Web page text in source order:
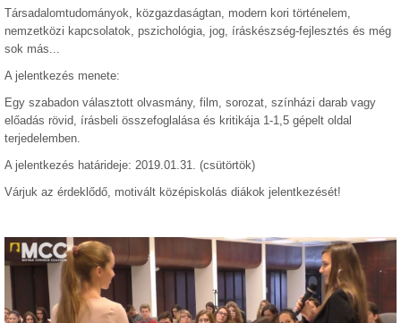
Társadalomtudományok, közgazdaságtan, modern kori történelem,
nemzetközi kapcsolatok, pszichológia, jog, íráskészség-fejlesztés és még
sok más...
A jelentkezés menete:
Egy szabadon választott olvasmány, film, sorozat, színházi darab vagy
előadás rövid, írásbeli összefoglalása és kritikája 1-1,5 gépelt oldal
terjedelemben.
A jelentkezés határideje: 2019.01.31. (csütörtök)
Várjuk az érdeklődő, motivált középiskolás diákok jelentkezését!